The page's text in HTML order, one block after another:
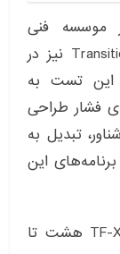
فنی
ماساچوست (MIT) تست خواهد شد، Transition نیز در
این تست به
فشار طراحی
تبدیل به
تمام مستقیم ٬ نیز از برنامه‌های این
طبق اعلام Terrafugia، خودروی پرنده‌ی TF-X هشت تا